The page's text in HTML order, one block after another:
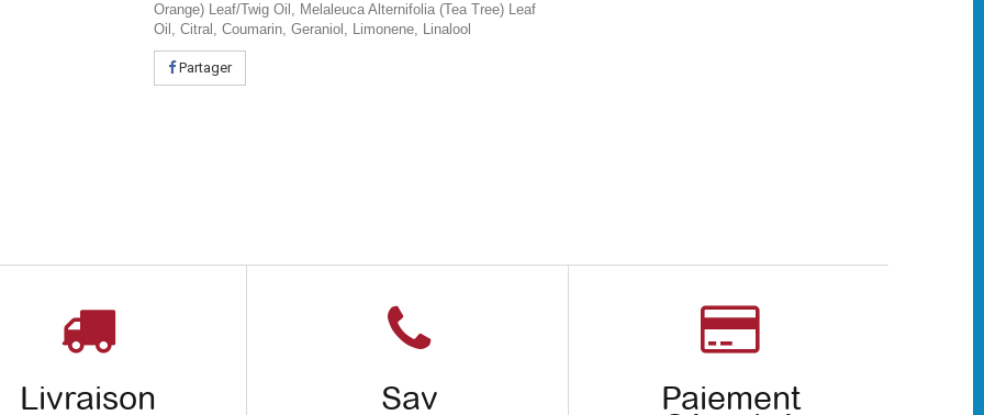
Orange) Leaf/Twig Oil, Melaleuca Alternifolia (Tea Tree) Leaf
Oil, Citral, Coumarin, Geraniol, Limonene, Linalool
Partager
Livraison Sav Paiement